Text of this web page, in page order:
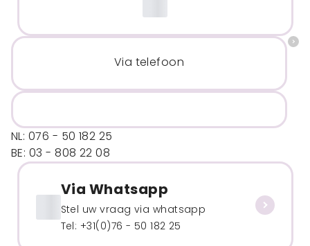
Via telefoon
NL: 076 - 50 182 25
BE: 03 - 808 22 08
Via Whatsapp
Stel uw vraag via whatsapp
Tel: +31(0)76 - 50 182 25